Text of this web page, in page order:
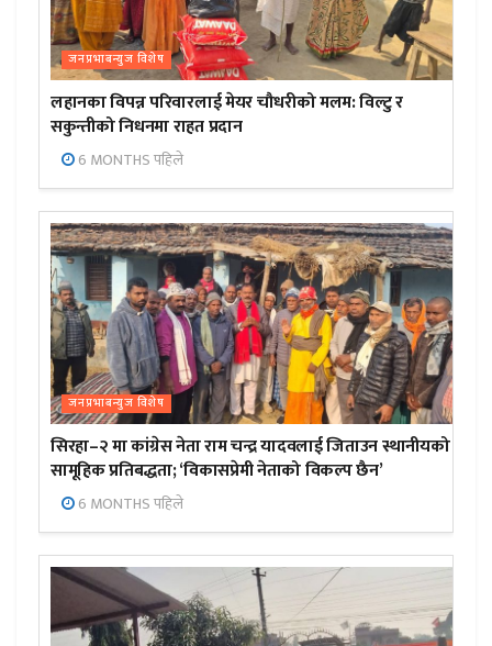
जनप्रभाबन्युज विशेष
लहानका विपन्न परिवारलाई मेयर चौधरीको मलम: विल्टु र
सकुन्तीको निधनमा राहत प्रदान
6 MONTHS पहिले
जनप्रभाबन्युज विशेष
सिरहा–२ मा कांग्रेस नेता राम चन्द्र यादवलाई जिताउन स्थानीयको
सामूहिक प्रतिबद्धता; ‘विकासप्रेमी नेताको विकल्प छैन’
6 MONTHS पहिले